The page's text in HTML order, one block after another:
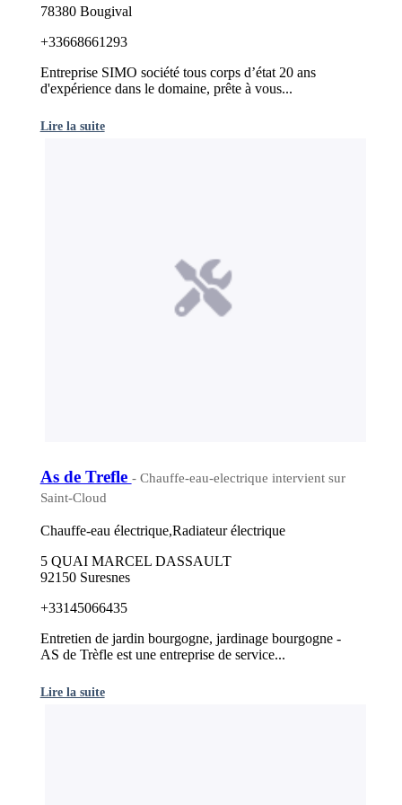
78380 Bougival
+33668661293
Entreprise SIMO société tous corps d’état 20 ans
d'expérience dans le domaine, prête à vous...
Lire la suite
As de Trefle - Chauffe-eau-electrique intervient sur
Saint-Cloud
Chauffe-eau électrique,Radiateur électrique
5 QUAI MARCEL DASSAULT
92150 Suresnes
+33145066435
Entretien de jardin bourgogne, jardinage bourgogne -
AS de Trèfle est une entreprise de service...
Lire la suite